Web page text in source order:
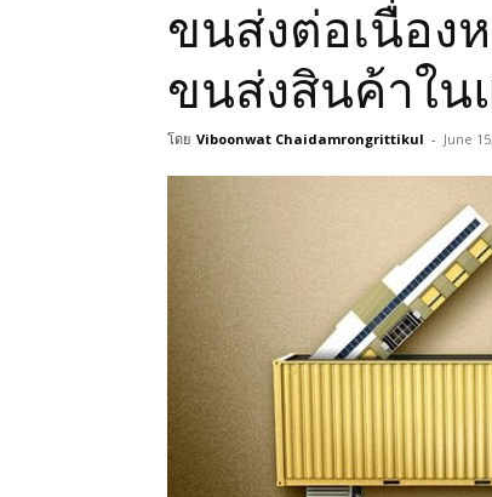
ขนส่งต่อเนื่อง
ขนส่งสินค้าใน
โดย Viboonwat Chaidamrongrittikul - June